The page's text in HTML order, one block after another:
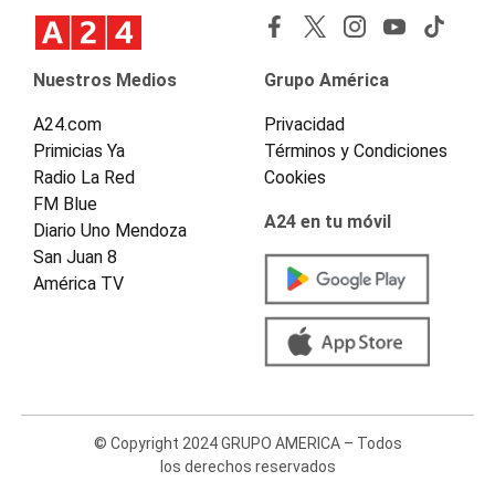
Nuestros Medios
A24.com
Primicias Ya
Radio La Red
FM Blue
Diario Uno Mendoza
San Juan 8
América TV
Grupo América
Privacidad
Términos y Condiciones
Cookies
A24 en tu móvil
© Copyright 2024 GRUPO AMERICA – Todos
los derechos reservados